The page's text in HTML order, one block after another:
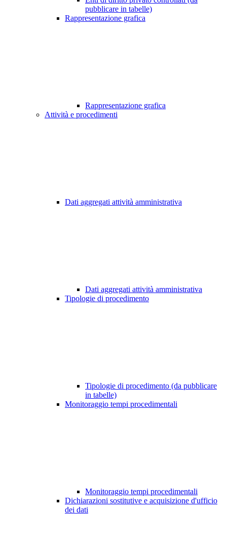
pubblicare in tabelle)
Rappresentazione grafica
Rappresentazione grafica
Attività e procedimenti
Dati aggregati attività amministrativa
Dati aggregati attività amministrativa
Tipologie di procedimento
Tipologie di procedimento (da pubblicare
in tabelle)
Monitoraggio tempi procedimentali
Monitoraggio tempi procedimentali
Dichiarazioni sostitutive e acquisizione d'ufficio
dei dati